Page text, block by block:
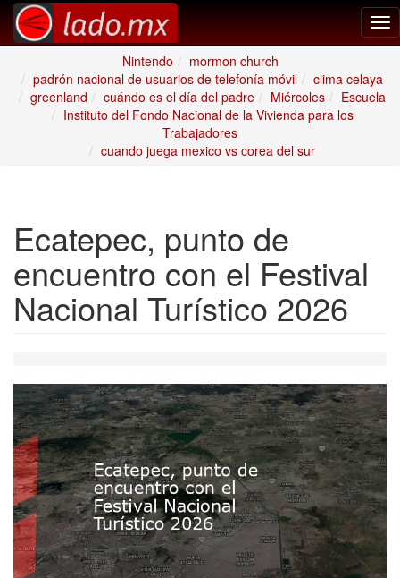
Nintendo
mormon church
padrón nacional de usuarios de telefonía móvil
clima celaya
greenland
cuándo es el día del padre Miércoles
Escuela
Instituto del Fondo Nacional de la Vivienda para los
Trabajadores
cuando juega mexico vs corea del sur
Ecatepec, punto de
encuentro con el Festival
Nacional Turístico 2026